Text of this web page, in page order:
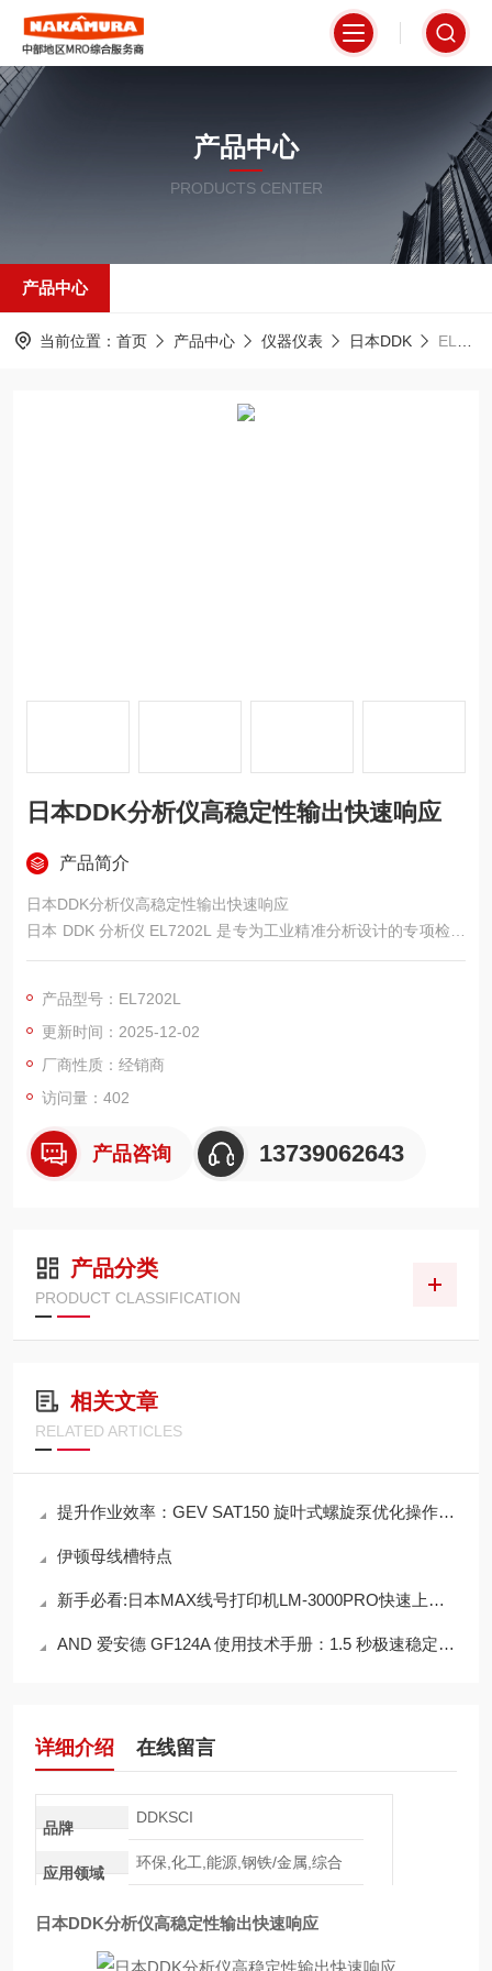
产品中心
PRODUCTS CENTER
产品中心
当前位置： 首页 产品中心 仪器仪表 日本DDK EL7202L日本DDK分析仪高稳定性输出快速响应
日本DDK分析仪高稳定性输出快速响应
产品简介
日本DDK分析仪高稳定性输出快速响应
日本 DDK 分析仪 EL7202L 是专为工业精准分析设计的专项检测
设备，以 “高稳定性输出" 与 “快速响应" 为核心竞争力，广泛适配
产过程中的参数把控提供可靠数据支撑。其高稳定性输出源于多
重专业技术加持：搭载 DDK 原厂高精度传感模块，经严苛的出
厂校准与温度补偿工艺处理，在 - 5℃至 50℃
产品型号：EL7202L
更新时间：2025-12-02
厂商性质：经销商
访问量：402
产品咨询 13739062643
产品分类
PRODUCT CLASSIFICATION
相关文章
RELATED ARTICLES
提升作业效率：GEV SAT150 旋叶式螺旋泵优化操作方法
伊顿母线槽特点
新手必看:日本MAX线号打印机LM‑3000PRO快速上手操作指南
AND 爱安德 GF124A 使用技术手册：1.5 秒极速稳定的实操要点
详细介绍 在线留言
品牌
DDKSCI
应用领域
环保,化工,能源,钢铁/金属,综合
日本DDK分析仪高稳定性输出快速响应